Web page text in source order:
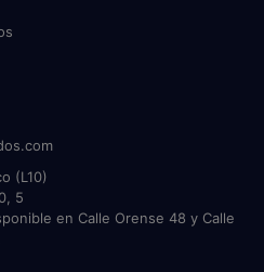
(L10)
5
en Calle Orense 48 y Calle